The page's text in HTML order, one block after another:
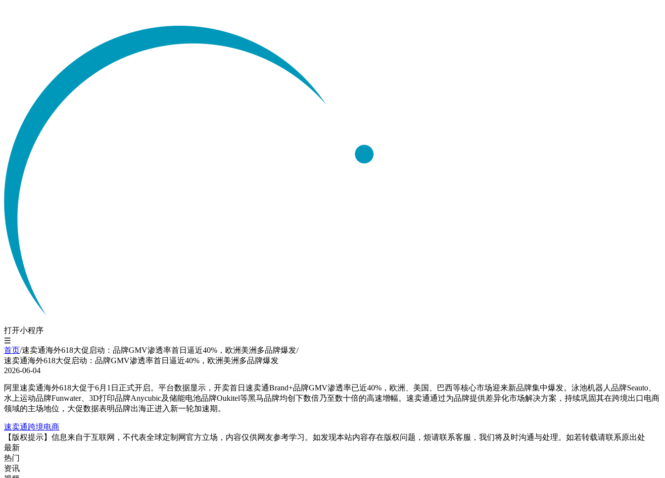
打开小程序
☰
首页/速卖通海外618大促启动：品牌GMV渗透率首日逼近40%，欧洲美洲多品牌爆发/
速卖通海外618大促启动：品牌GMV渗透率首日逼近40%，欧洲美洲多品牌爆发
2026-06-04
阿里速卖通海外618大促于6月1日正式开启。平台数据显示，开卖首日速卖通Brand+品牌GMV渗透率已近40%，欧洲、美国、巴西等核心市场迎来新品牌集中爆发。泳池机器人品牌Seauto、
水上运动品牌Funwater、3D打印品牌Anycubic及储能电池品牌Oukitel等黑马品牌均创下数倍乃至数十倍的高速增幅。速卖通通过为品牌提供差异化市场解决方案，持续巩固其在跨境出口电商
领域的主场地位，大促数据表明品牌出海正进入新一轮加速期。
速卖通跨境电商
【版权提示】信息来自于互联网，不代表全球定制网官方立场，内容仅供网友参考学习。如发现本站内容存在版权问题，烦请联系客服，我们将及时沟通与处理。如若转载请联系原出处
最新
热门
资讯